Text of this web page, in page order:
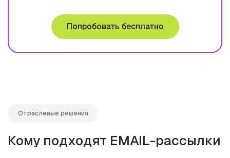
Попробовать бесплатно
Отраслевые решения
Кому подходят EMAIL-рассылки